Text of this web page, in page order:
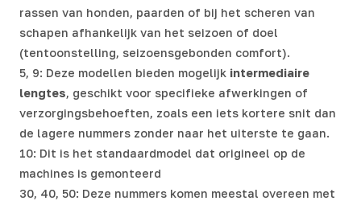
rassen van honden, paarden of bij het scheren van
schapen afhankelijk van het seizoen of doel
(tentoonstelling, seizoensgebonden comfort).
5, 9: Deze modellen bieden mogelijk intermediaire
lengtes, geschikt voor specifieke afwerkingen of
verzorgingsbehoeften, zoals een iets kortere snit dan
de lagere nummers zonder naar het uiterste te gaan.
10: Dit is het standaardmodel dat origineel op de
machines is gemonteerd
30, 40, 50: Deze nummers komen meestal overeen met